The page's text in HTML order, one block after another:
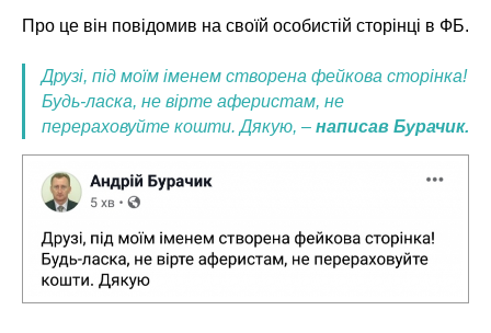
Про це він повідомив на своїй особистій сторінці в ФБ.
Друзі, під моїм іменем створена фейкова сторінка!
Будь-ласка, не вірте аферистам, не
перераховуйте кошти. Дякую, – написав Бурачик.